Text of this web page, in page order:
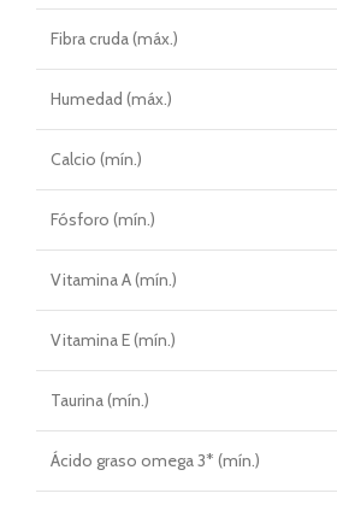
Fibra cruda (máx.)
Humedad (máx.)
Calcio (mín.)
Fósforo (mín.)
Vitamina A (mín.)
Vitamina E (mín.)
Taurina (mín.)
Ácido graso omega 3* (mín.)